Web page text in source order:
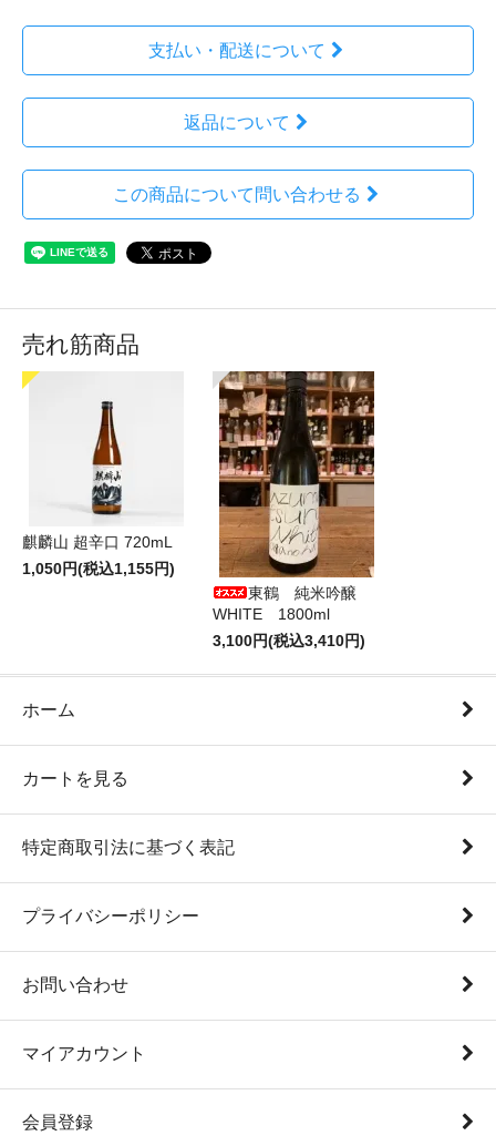
支払い・配送について
返品について
この商品について問い合わせる
売れ筋商品
麒麟山 超辛口 720mL
1,050円(税込1,155円)
東鶴 純米吟醸
WHITE 1800ml
3,100円(税込3,410円)
ホーム
カートを見る
特定商取引法に基づく表記
プライバシーポリシー
お問い合わせ
マイアカウント
会員登録